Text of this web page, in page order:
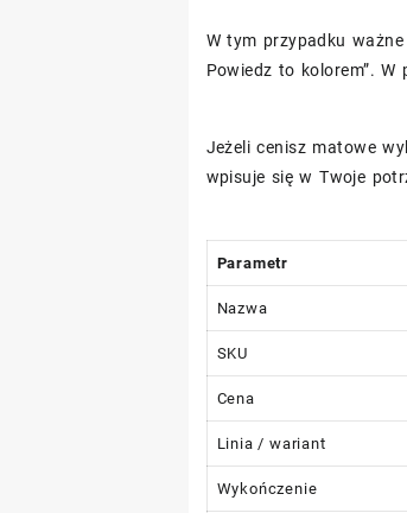
W tym przypadku
Powiedz to kolorem”.
Jeżeli cenisz matowe
wpisuje się w Twoje
Parametr
Nazwa
SKU
Cena
Linia / wariant
Wykończenie